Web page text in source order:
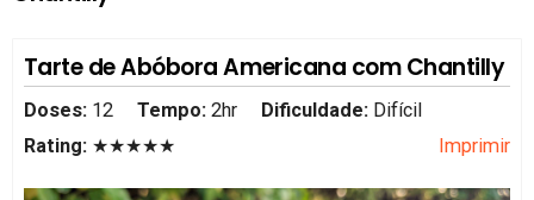
Tarte de Abóbora Americana com Chantilly
Doses: 12 Tempo: 2hr Dificuldade: Difícil
Rating: ★★★★★ Imprimir